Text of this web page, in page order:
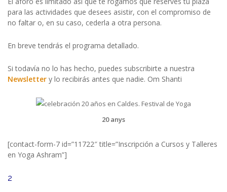
para las actividades que desees asistir, con el compromiso de
no faltar o, en su caso, cederla a otra persona.
En breve tendrás el programa detallado.
Si todavía no lo has hecho, puedes subscribirte a nuestra
Newsletter y lo recibirás antes que nadie. Om Shanti
20 anys
[contact-form-7 id=”11722″ title=”Inscripción a Cursos y Talleres
en Yoga Ashram”]
2